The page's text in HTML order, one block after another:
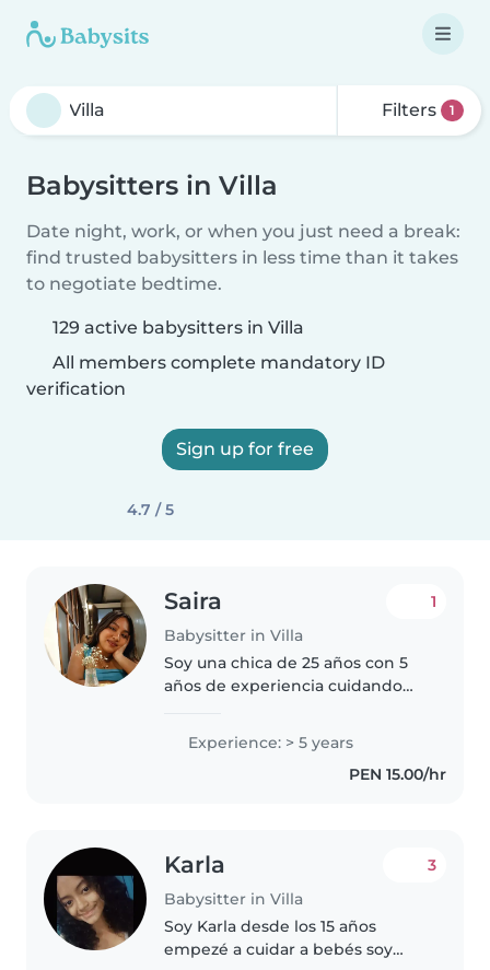
Filters 1
Babysitters in Villa
Date night, work, or when you just need a break:
find trusted babysitters in less time than it takes
to negotiate bedtime.
129 active babysitters in Villa
All members complete mandatory ID
verification
Sign up for free
4.7 / 5
Saira
Babysitter in Villa
1
Soy una chica de 25 años con 5
años de experiencia cuidando
Soy una persona responsable,
muy creativa y empática que
disfruta mucho de los niños.
Experience: > 5 years
PEN 15.00/hr
Karla
Babysitter in Villa
3
Soy Karla desde los 15 años
empezé a cuidar a bebés soy